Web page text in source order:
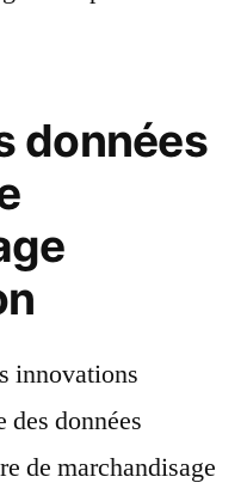
données
innovations
des données
de marchandisage